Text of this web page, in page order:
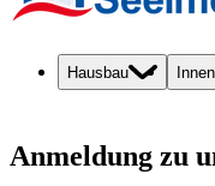
Hausbau
Anmeldung zu